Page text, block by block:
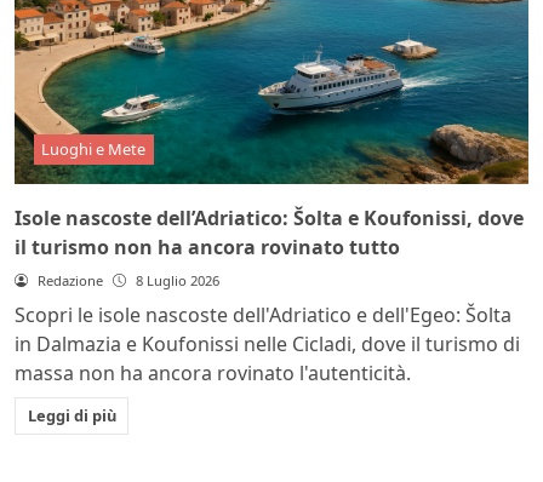
Luoghi e Mete
Isole nascoste dell’Adriatico: Šolta e Koufonissi, dove
il turismo non ha ancora rovinato tutto
Redazione 8 Luglio 2026
Scopri le isole nascoste dell'Adriatico e dell'Egeo: Šolta
in Dalmazia e Koufonissi nelle Cicladi, dove il turismo di
massa non ha ancora rovinato l'autenticità.
Leggi di più